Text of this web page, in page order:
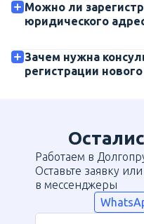
Можно ли
юридического
Зачем нужна
регистрации
Работаем в
Оставьте заявку
в мессенджеры